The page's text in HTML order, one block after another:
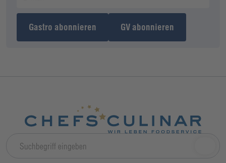
Gastro abonnieren GV abonnieren